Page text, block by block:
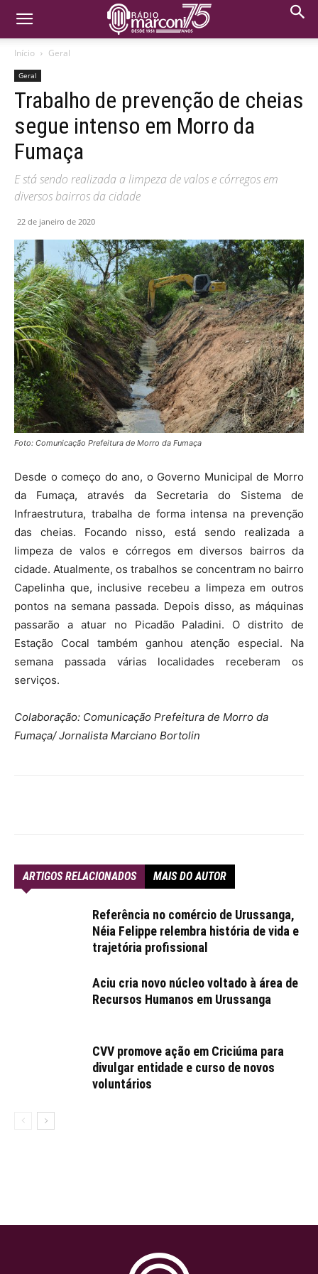
Início Geral
Geral
Trabalho de prevenção de cheias
segue intenso em Morro da
Fumaça
E stá sendo realizada a limpeza de valos e córregos em
diversos bairros da cidade
22 de janeiro de 2020
Foto: Comunicação Prefeitura de Morro da Fumaça
Desde o começo do ano, o Governo Municipal de Morro
da Fumaça, através da Secretaria do Sistema de
Infraestrutura, trabalha de forma intensa na prevenção
das cheias. Focando nisso, está sendo realizada a
limpeza de valos e córregos em diversos bairros da
cidade. Atualmente, os trabalhos se concentram no bairro
Capelinha que, inclusive recebeu a limpeza em outros
pontos na semana passada. Depois disso, as máquinas
passarão a atuar no Picadão Paladini. O distrito de
Estação Cocal também ganhou atenção especial. Na
semana passada várias localidades receberam os
serviços.
Colaboração: Comunicação Prefeitura de Morro da
Fumaça/ Jornalista Marciano Bortolin
ARTIGOS RELACIONADOS MAIS DO AUTOR
Referência no comércio de Urussanga,
Néia Felippe relembra história de vida e
trajetória profissional
Aciu cria novo núcleo voltado à área de
Recursos Humanos em Urussanga
CVV promove ação em Criciúma para
divulgar entidade e curso de novos
voluntários